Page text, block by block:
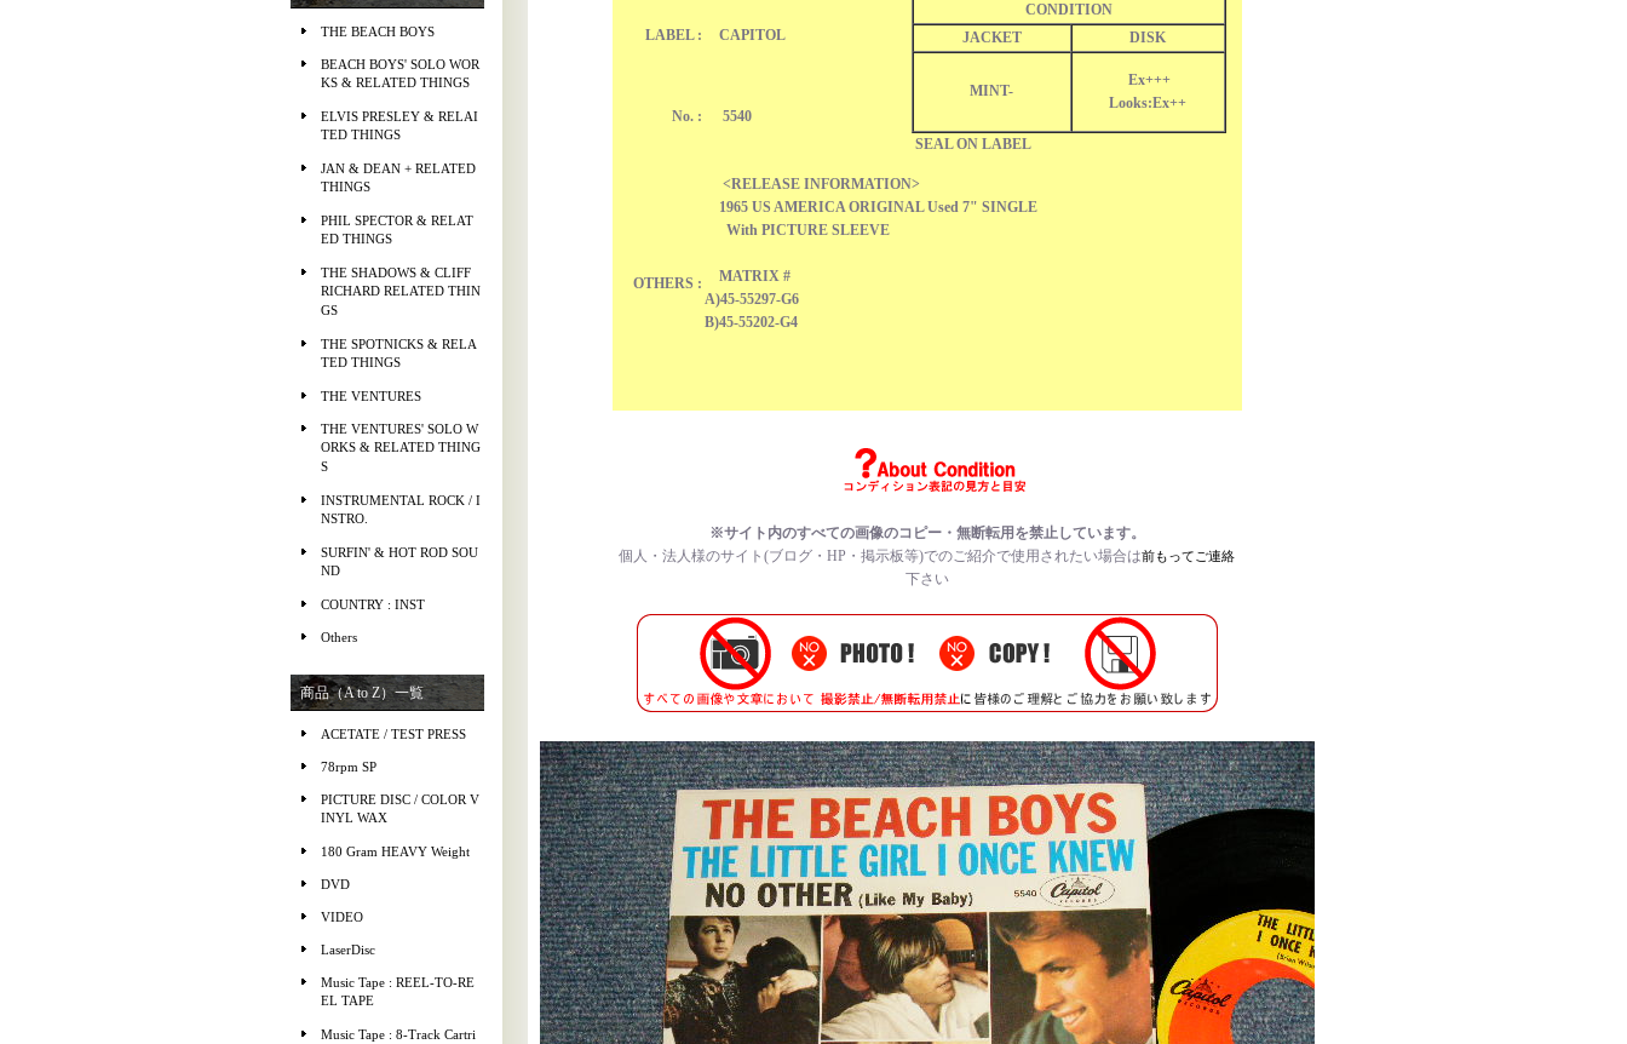
THE BEACH BOYS
BEACH BOYS' SOLO WOR
KS & RELATED THINGS
ELVIS PRESLEY & RELAI
TED THINGS
JAN & DEAN + RELATED
THINGS
PHIL SPECTOR & RELAT
ED THINGS
THE SHADOWS & CLIFF
RICHARD RELATED THIN
GS
THE SPOTNICKS & RELA
TED THINGS
THE VENTURES
THE VENTURES' SOLO W
ORKS & RELATED THING
S
INSTRUMENTAL ROCK / I
NSTRO.
SURFIN' & HOT ROD SOU
ND
COUNTRY : INST
Others
商品（A to Z）一覧
ACETATE / TEST PRESS
78rpm SP
PICTURE DISC / COLOR V
INYL WAX
180 Gram HEAVY Weight
DVD
VIDEO
LaserDisc
Music Tape : REEL-TO-RE
EL TAPE
Music Tape : 8-Track Cartri
LABEL : CAPITOL
CONDITION
JACKET
DISK
MINT-
Ex+++
Looks:Ex++
SEAL ON LABEL
No. : 5540
OTHERS :
<RELEASE INFORMATION>
1965 US AMERICA ORIGINAL Used 7" SINGLE
With PICTURE SLEEVE
MATRIX #
A)45-55297-G6
B)45-55202-G4
※サイト内のすべての画像のコピー・無断転用を禁止しています。
個人・法人様のサイト(ブログ・HP・掲示板等)でのご紹介で使用されたい場合は前もってご連絡
下さい